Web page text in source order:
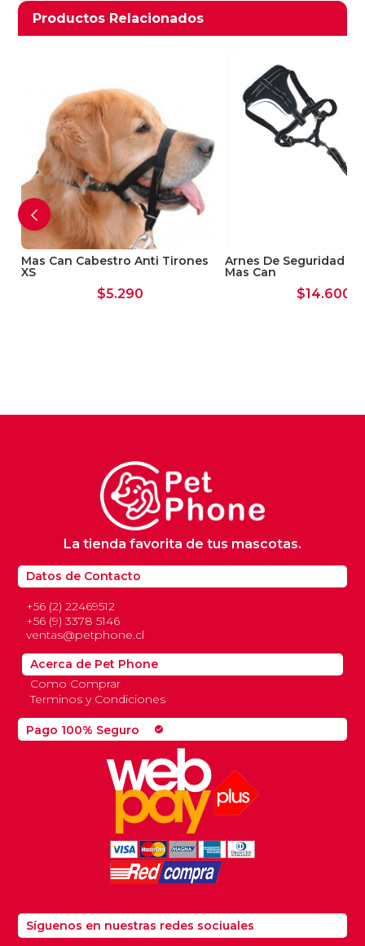
Seguir Comprando
Productos Relacionados
Productos relacionados
Mas Can Cabestro Anti Tirones
XS
$5.290
Arnes De Seguridad
Mas Can
$14.600
Pago 100% Seguro check_circle
Datos de Contacto
+56 (2) 22469512
+56 (9) 3378 5146
ventas@petphone.cl
La tienda favorita de tus mascotas.
Acerca de Pet Phone
Como Comprar
Terminos y Condiciones
Síguenos en nuestras redes sociuales